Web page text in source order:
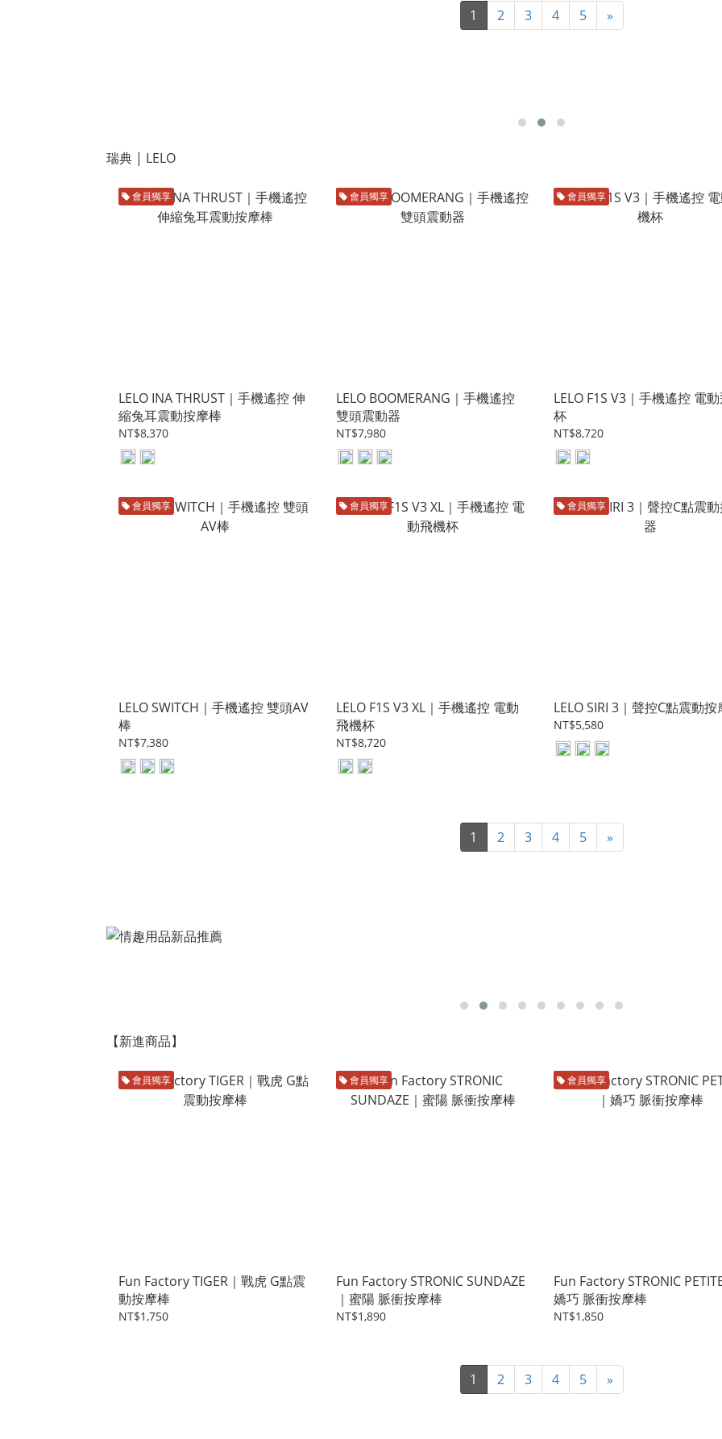
1 2 3 4 5 »
瑞典 | LELO
會員獨享
LELO INA THRUST｜手機遙控 伸
縮兔耳震動按摩棒
NT$8,370
會員獨享
LELO BOOMERANG｜手機遙控
雙頭震動器
NT$7,980
會員獨享
LELO F1S V3｜手機遙控 電
杯
NT$8,720
會員獨享
LELO SWITCH｜手機遙控 雙頭AV
棒
NT$7,380
會員獨享
LELO F1S V3 XL｜手機遙控 電動
飛機杯
NT$8,720
會員獨享
LELO SIRI 3｜聲控C點震動按
NT$5,580
1 2 3 4 5 »
【新進商品】
會員獨享
Fun Factory TIGER｜戰虎 G點震
動按摩棒
NT$1,750
會員獨享
Fun Factory STRONIC SUNDAZE
｜蜜陽 脈衝按摩棒
NT$1,890
會員獨享
Fun Factory STRONIC
嬌巧 脈衝按摩棒
NT$1,850
1 2 3 4 5 »